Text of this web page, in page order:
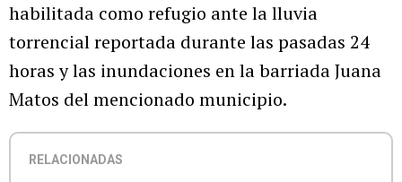
habilitada como refugio ante la lluvia
torrencial reportada durante las pasadas 24
horas y las inundaciones en la barriada Juana
Matos del mencionado municipio.
RELACIONADAS